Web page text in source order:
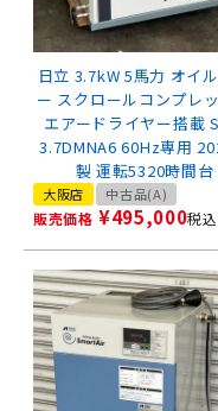
日立 3.7kW 5馬力 オイ
ー スクロールコンプレ
エアードライヤー搭載
3.7DMNA6 60Hz専用
製 運転5320時間台
大阪店 中古品(A)
販売価格 ¥495,000税込